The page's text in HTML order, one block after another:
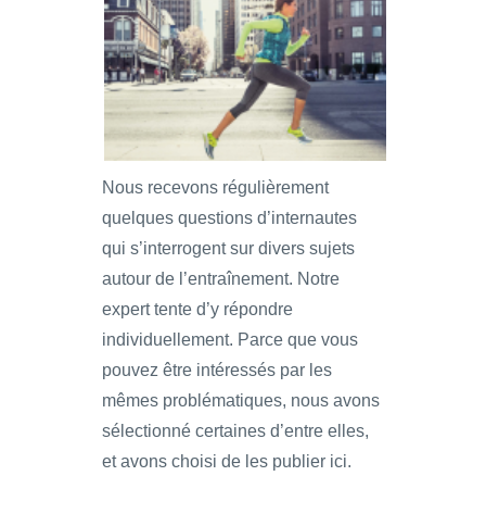
Nous recevons régulièrement
quelques questions d’internautes
qui s’interrogent sur divers sujets
autour de l’entraînement. Notre
expert tente d’y répondre
individuellement. Parce que vous
pouvez être intéressés par les
mêmes problématiques, nous avons
sélectionné certaines d’entre elles,
et avons choisi de les publier ici.